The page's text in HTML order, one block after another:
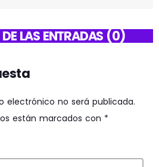
LAS ENTRADAS (0)
electrónico no será publicada.
están marcados con *